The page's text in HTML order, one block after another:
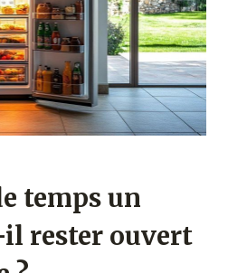
temps un
rester ouvert​